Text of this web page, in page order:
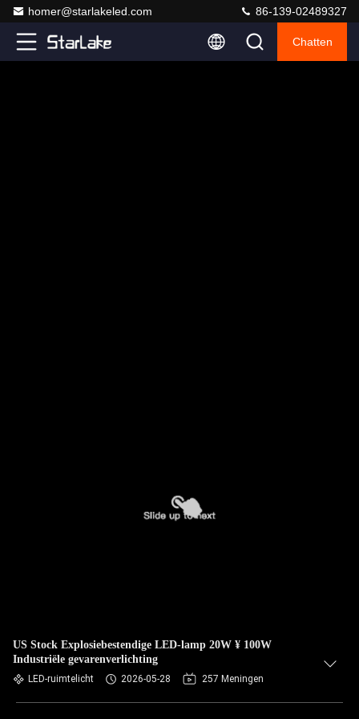
homer@starlakeled.com 86-139-02489327
Chatten
US Stock Explosiebestendige LED-lamp 20W ¥ 100W
Industriële gevarenverlichting
LED-ruimtelicht 2026-05-28 257 Meningen